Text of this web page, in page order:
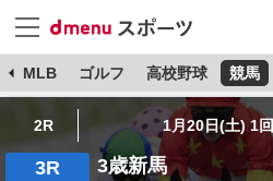
MLB ゴルフ 高校野球 競馬
2R 1月20日(土) 1
3R 3歳新馬